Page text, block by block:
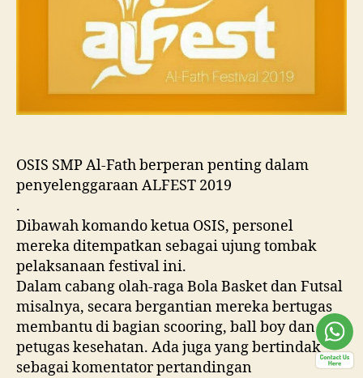
OSIS SMP Al-Fath berperan penting dalam
penyelenggaraan ALFEST 2019
.
Dibawah komando ketua OSIS, personel
mereka ditempatkan sebagai ujung tombak
pelaksanaan festival ini.
Dalam cabang olah-raga Bola Basket dan Futsal
misalnya, secara bergantian mereka bertugas
membantu di bagian scooring, ball boy dan
petugas kesehatan. Ada juga yang bertindak
sebagai komentator pertandingan